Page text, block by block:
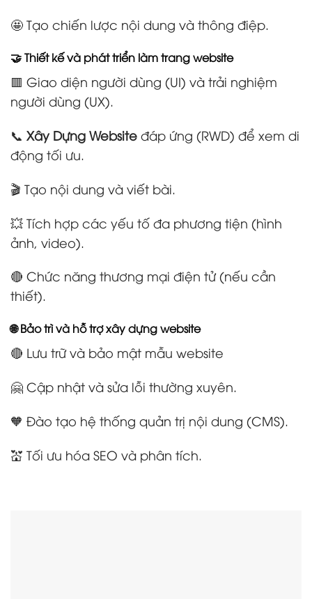
🤩 Tạo chiến lược nội dung và thông điệp.
🤝 Thiết kế và phát triển làm trang website
🟥 Giao diện người dùng (UI) và trải nghiệm
người dùng (UX).
📞 Xây Dựng Website đáp ứng (RWD) để xem di
động tối ưu.
🎬 Tạo nội dung và viết bài.
💥 Tích hợp các yếu tố đa phương tiện (hình
ảnh, video).
🔴 Chức năng thương mại điện tử (nếu cần
thiết).
🌐 Bảo trì và hỗ trợ xây dựng website
🔴 Lưu trữ và bảo mật mẫu website
🤗 Cập nhật và sửa lỗi thường xuyên.
🧡 Đào tạo hệ thống quản trị nội dung (CMS).
💒 Tối ưu hóa SEO và phân tích.